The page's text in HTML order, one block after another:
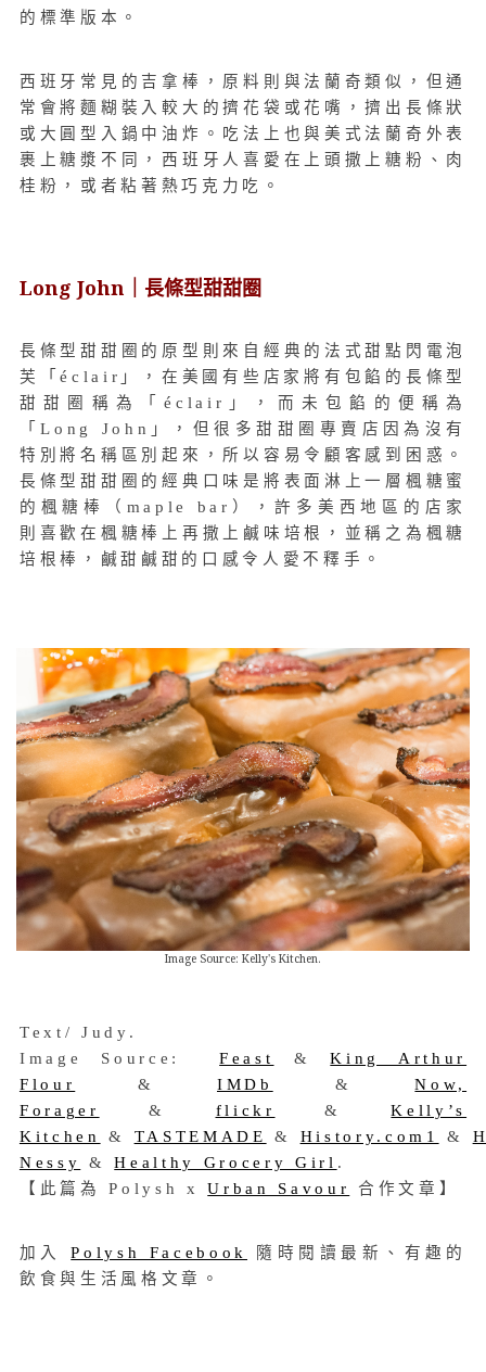
的標準版本。
西班牙常見的吉拿棒，原料則與法蘭奇類似，但通
常會將麵糊裝入較大的擠花袋或花嘴，擠出長條狀
或大圓型入鍋中油炸。吃法上也與美式法蘭奇外表
裹上糖漿不同，西班牙人喜愛在上頭撒上糖粉、肉
桂粉，或者粘著熱巧克力吃。
Long John｜長條型甜甜圈
長條型甜甜圈的原型則來自經典的法式甜點閃電泡
芙「éclair」，在美國有些店家將有包餡的長條型
甜甜圈稱為「éclair」，而未包餡的便稱為
「Long John」，但很多甜甜圈專賣店因為沒有
特別將名稱區別起來，所以容易令顧客感到困惑。
長條型甜甜圈的經典口味是將表面淋上一層楓糖蜜
的楓糖棒（maple bar），許多美西地區的店家
則喜歡在楓糖棒上再撒上鹹味培根，並稱之為楓糖
培根棒，鹹甜鹹甜的口感令人愛不釋手。
Image Source: Kelly's Kitchen.
Text/ Judy.
Image Source:Feast &
King Arthur
Flour
& IMDb &Now,
Forager
& flickr &Kelly’s
Kitchen
& TASTEMADE & History.com1 &
Nessy
&Healthy Grocery Girl .
【此篇為 Polysh xUrban Savour 合作文章】
加入Polysh Facebook
隨時閱讀最新、有趣的
飲食與生活風格文章。